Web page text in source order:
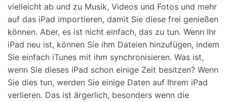
vielleicht ab und zu Musik, Videos und Fotos und mehr
auf das iPad importieren, damit Sie diese frei genießen
können. Aber, es ist nicht einfach, das zu tun. Wenn Ihr
iPad neu ist, können Sie ihm Dateien hinzufügen, indem
Sie einfach iTunes mit ihm synchronisieren. Was ist,
wenn Sie dieses iPad schon einige Zeit besitzen? Wenn
Sie dies tun, werden Sie einige Daten auf Ihrem iPad
verlieren. Das ist ärgerlich, besonders wenn die